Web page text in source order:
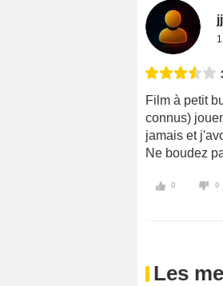
Film à petit
connus)
jamais et
Ne boudez
0 0
Les